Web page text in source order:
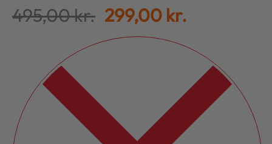
495,00kr. 299,00 kr.